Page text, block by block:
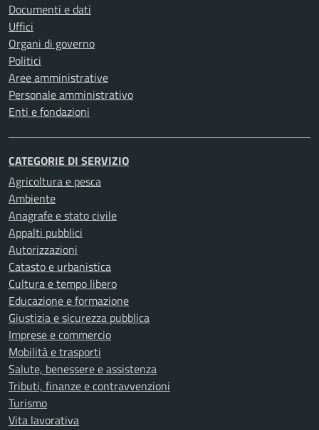
Documenti e dati
Uffici
Organi di governo
Politici
Aree amministrative
Personale amministrativo
Enti e fondazioni
CATEGORIE DI SERVIZIO
Agricoltura e pesca
Ambiente
Anagrafe e stato civile
Appalti pubblici
Autorizzazioni
Catasto e urbanistica
Cultura e tempo libero
Educazione e formazione
Giustizia e sicurezza pubblica
Imprese e commercio
Mobilità e trasporti
Salute, benessere e assistenza
Tributi, finanze e contravvenzioni
Turismo
Vita lavorativa